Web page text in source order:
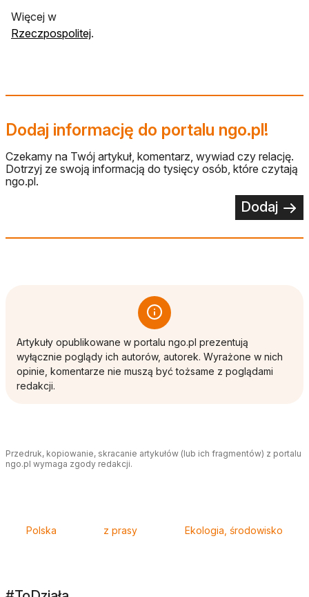
Więcej w
Rzeczpospolitejotwiera się w nowej karcie
.
Dodaj informację do portalu ngo.pl!
Czekamy na Twój artykuł, komentarz, wywiad czy relację.
Dotrzyj ze swoją informacją do tysięcy osób, które czytają
ngo.pl.
Dodaj
Artykuły opublikowane w portalu ngo.pl prezentują
wyłącznie poglądy ich autorów, autorek. Wyrażone w nich
opinie, komentarze nie muszą być tożsame z poglądami
redakcji.
Przedruk, kopiowanie, skracanie artykułów (lub ich fragmentów) z portalu
ngo.pl wymaga zgody redakcji.
Polska z prasy Ekologia, środowisko